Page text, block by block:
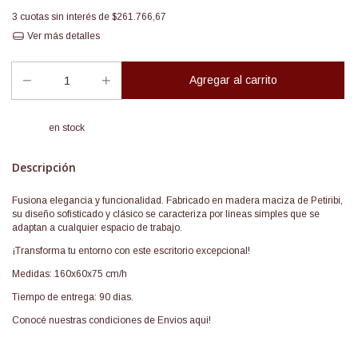
3 cuotas sin interés de $261.766,67
Ver más detalles
en stock
Descripción
Fusiona elegancia y funcionalidad. Fabricado en madera maciza de Petiribi,
su diseño sofisticado y clásico se caracteriza por líneas simples que se
adaptan a cualquier espacio de trabajo.
¡Transforma tu entorno con este escritorio excepcional!
Medidas: 160x60x75 cm/h
Tiempo de entrega: 90 dias.
Conocé nuestras condiciones de Envios aqui!